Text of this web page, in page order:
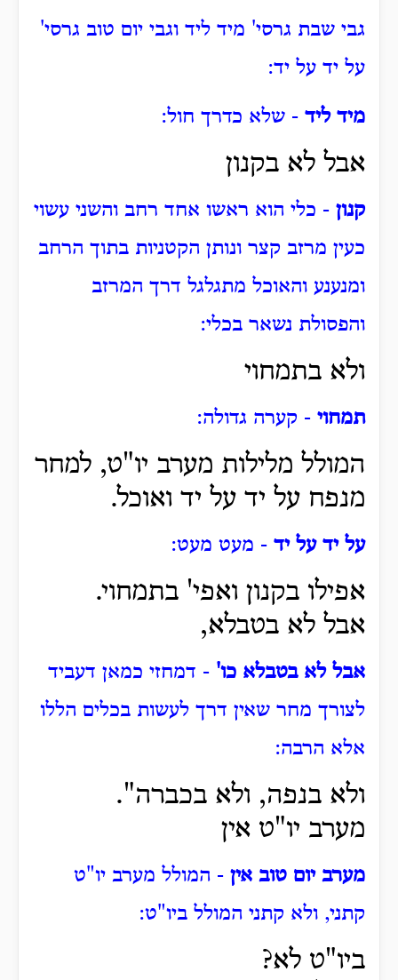
גבי שבת גרסי' מיד ליד וגבי יום טוב גרסי'
על יד על יד:
מיד ליד - שלא כדרך חול:
אבל לא בקנון
קנון - כלי הוא ראשו אחד רחב והשני עשוי
כעין מרזב קצר ונותן הקטניות בתוך הרחב
ומנענע והאוכל מתגלגל דרך המרזב
והפסולת נשאר בכלי:
ולא בתמחוי
תמחוי - קערה גדולה:
המולל מלילות מערב יו"ט, למחר
מנפח על יד על יד ואוכל.
על יד על יד - מעט מעט:
אפילו בקנון ואפי' בתמחוי.
אבל לא בטבלא,
אבל לא בטבלא כו' - דמחזי כמאן דעביד
לצורך מחר שאין דרך לעשות בכלים הללו
אלא הרבה:
ולא בנפה, ולא בכברה".
מערב יו"ט אין
מערב יום טוב אין - המולל מערב יו"ט
קתני, ולא קתני המולל ביו"ט:
ביו"ט לא?